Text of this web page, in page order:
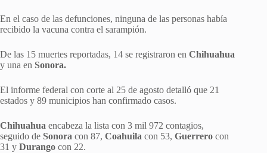
En el caso de las defunciones, ninguna de las personas había
recibido la vacuna contra el sarampión.
De las 15 muertes reportadas, 14 se registraron en Chihuahua
y una en Sonora.
El informe federal con corte al 25 de agosto detalló que 21
estados y 89 municipios han confirmado casos.
Chihuahua encabeza la lista con 3 mil 972 contagios,
seguido de Sonora con 87, Coahuila con 53, Guerrero con
31 y Durango con 22.